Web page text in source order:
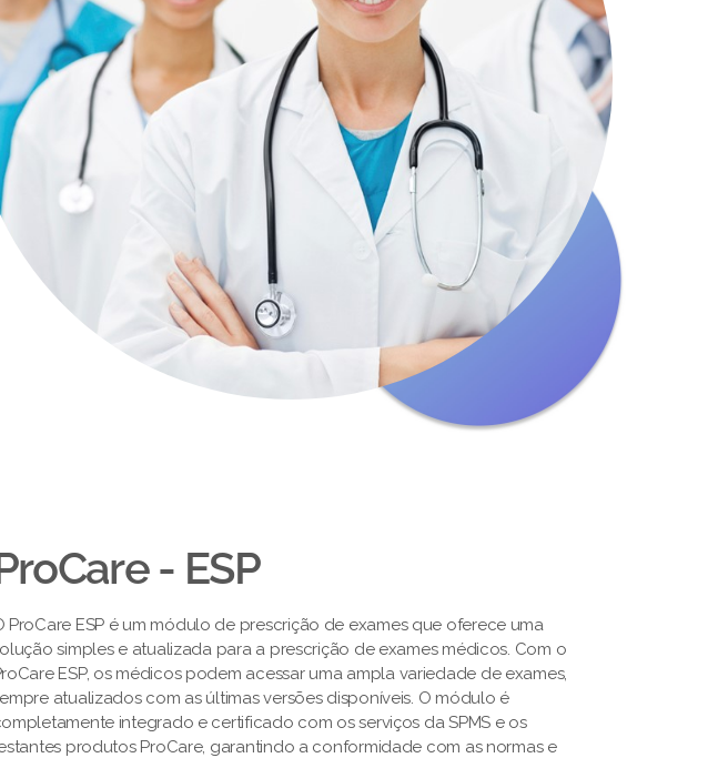
- ESP
ProCare ESP é um módulo de prescrição de exames que oferece uma
simples e atualizada para a prescrição de exames médicos. Com o
ESP, os médicos podem acessar uma ampla variedade de exames,
atualizados com as últimas versões disponíveis. O módulo é
integrado e certificado com os serviços da SPMS e os
produtos ProCare, garantindo a conformidade com as normas e